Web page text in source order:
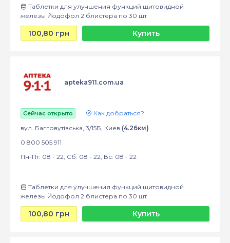
Таблетки для улучшения функций щитовидной
железы Йодофол 2 блистера по 30 шт
100,80 грн Купить
apteka911.com.ua
Сейчас открыто
Как добраться?
вул. Багговутівська, 3/15Б, Киев (4.26км)
0 800 505 911
Пн-Пт: 08 - 22, Сб: 08 - 22, Вс: 08 - 22
Таблетки для улучшения функций щитовидной
железы Йодофол 2 блистера по 30 шт
100,80 грн Купить